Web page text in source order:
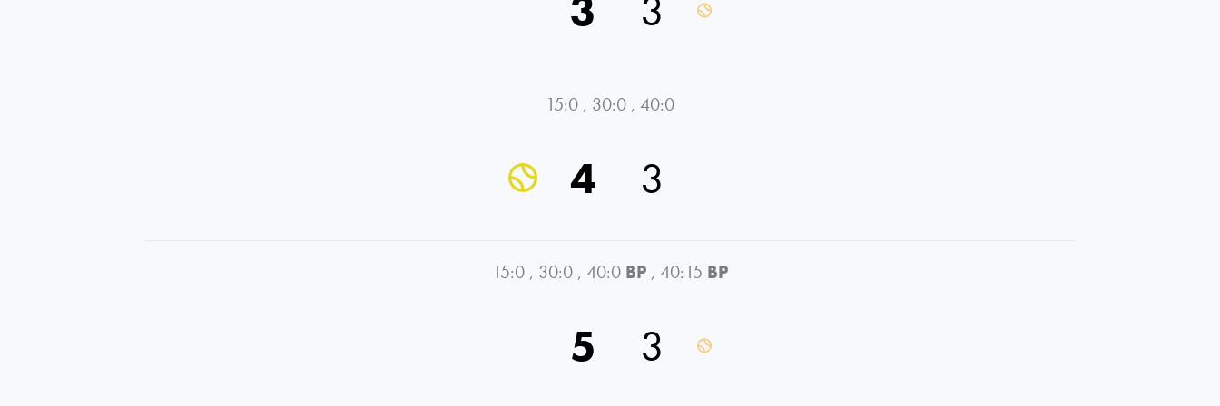
15:0 , 30:0 , 40:0
4 3
15:0 , 30:0 , 40:0 BP , 40:15 BP
5 3